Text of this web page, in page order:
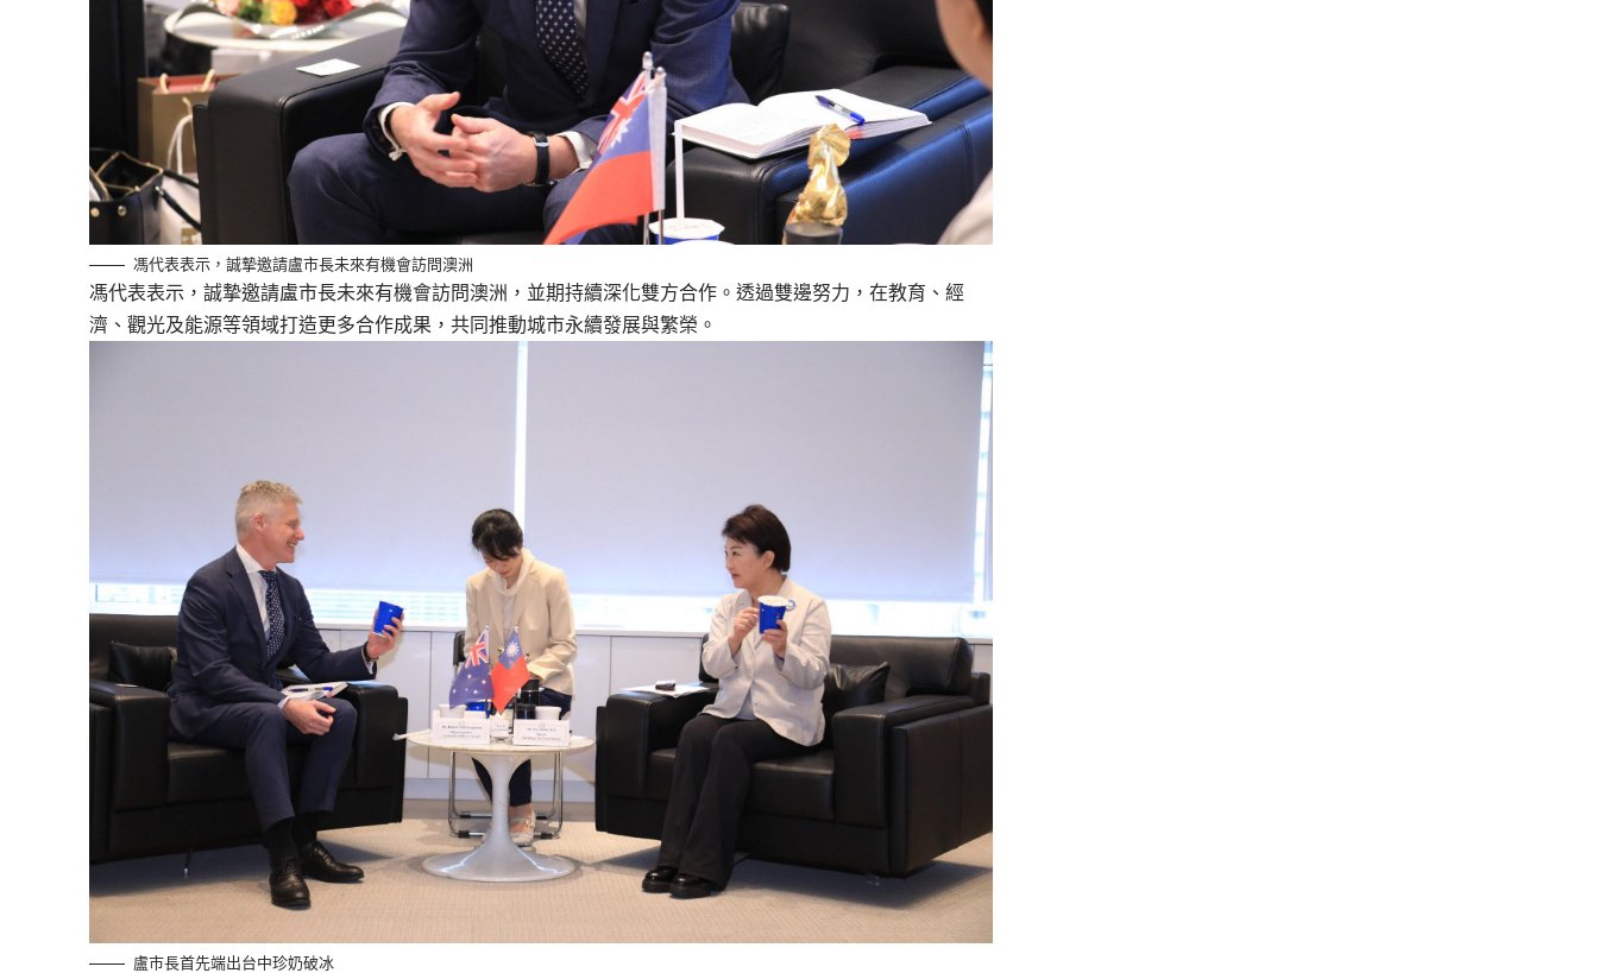
馮代表表示，誠摯邀請盧市長未來有機會訪問澳洲
馮代表表示，誠摯邀請盧市長未來有機會訪問澳洲，並期持續深化雙方合作。透過雙邊努力，在教育、經
濟、觀光及能源等領域打造更多合作成果，共同推動城市永續發展與繁榮。
盧市長首先端出台中珍奶破冰